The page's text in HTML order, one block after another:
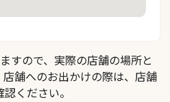
すので、実際の店舗の場所と
舗へのお出かけの際は、店舗
ください。